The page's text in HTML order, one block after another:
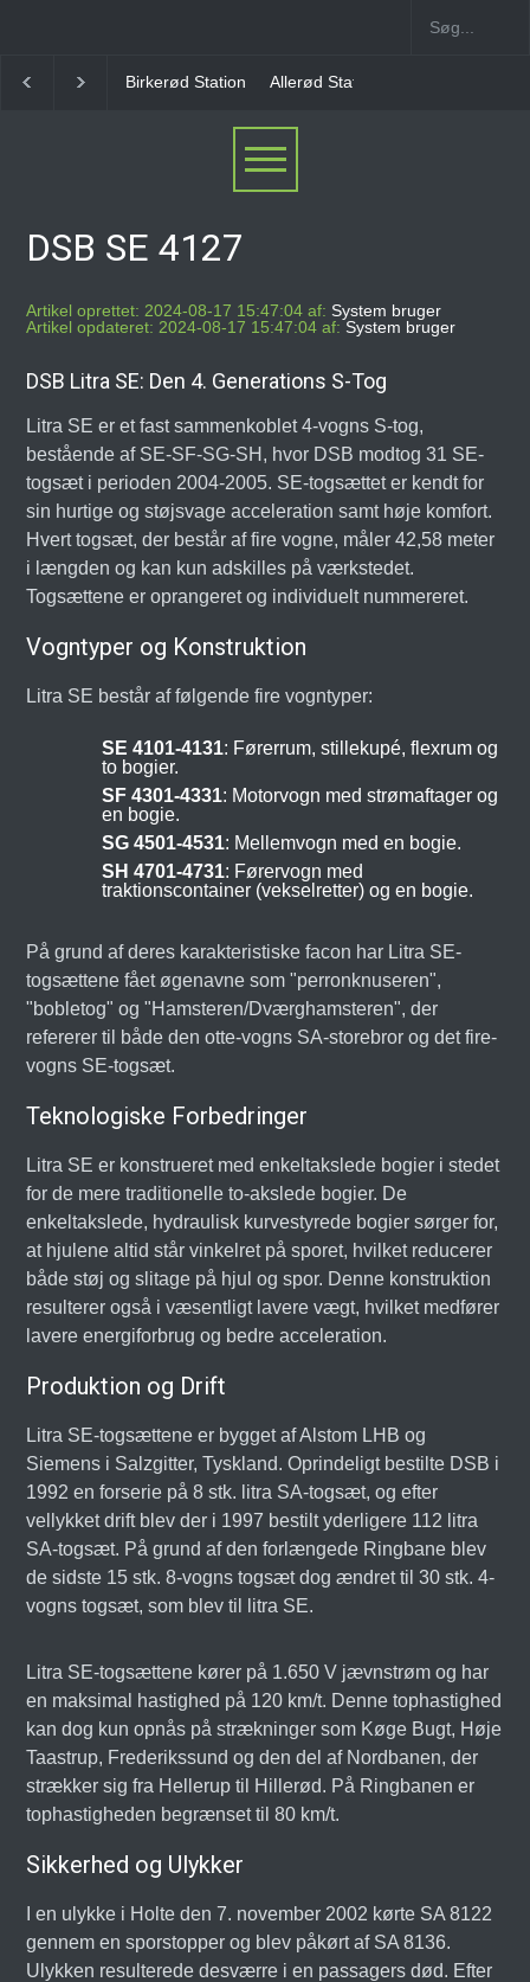
Station Allerød Station Favrholm Station
DSB SE 4127
Artikel oprettet: 2024-08-17 15:47:04 af: System bruger
Artikel opdateret: 2024-08-17 15:47:04 af: System bruger
DSB Litra SE: Den 4. Generations S-Tog
Litra SE er et fast sammenkoblet 4-vogns S-tog,
bestående af SE-SF-SG-SH, hvor DSB modtog 31 SE-
togsæt i perioden 2004-2005. SE-togsættet er kendt for
sin hurtige og støjsvage acceleration samt høje komfort.
Hvert togsæt, der består af fire vogne, måler 42,58 meter
i længden og kan kun adskilles på værkstedet.
Togsættene er oprangeret og individuelt nummereret.
Vogntyper og Konstruktion
Litra SE består af følgende fire vogntyper:
SE 4101-4131: Førerrum, stillekupé, flexrum og
to bogier.
SF 4301-4331: Motorvogn med strømaftager og
en bogie.
SG 4501-4531: Mellemvogn med en bogie.
SH 4701-4731: Førervogn med
traktionscontainer (vekselretter) og en bogie.
På grund af deres karakteristiske facon har Litra SE-
togsættene fået øgenavne som "perronknuseren",
"bobletog" og "Hamsteren/Dværghamsteren", der
refererer til både den otte-vogns SA-storebror og det fire-
vogns SE-togsæt.
Teknologiske Forbedringer
Litra SE er konstrueret med enkeltakslede bogier i stedet
for de mere traditionelle to-akslede bogier. De
enkeltakslede, hydraulisk kurvestyrede bogier sørger for,
at hjulene altid står vinkelret på sporet, hvilket reducerer
både støj og slitage på hjul og spor. Denne konstruktion
resulterer også i væsentligt lavere vægt, hvilket medfører
lavere energiforbrug og bedre acceleration.
Produktion og Drift
Litra SE-togsættene er bygget af Alstom LHB og
Siemens i Salzgitter, Tyskland. Oprindeligt bestilte DSB i
1992 en forserie på 8 stk. litra SA-togsæt, og efter
vellykket drift blev der i 1997 bestilt yderligere 112 litra
SA-togsæt. På grund af den forlængede Ringbane blev
de sidste 15 stk. 8-vogns togsæt dog ændret til 30 stk. 4-
vogns togsæt, som blev til litra SE.
Litra SE-togsættene kører på 1.650 V jævnstrøm og har
en maksimal hastighed på 120 km/t. Denne tophastighed
kan dog kun opnås på strækninger som Køge Bugt, Høje
Taastrup, Frederikssund og den del af Nordbanen, der
strækker sig fra Hellerup til Hillerød. På Ringbanen er
tophastigheden begrænset til 80 km/t.
Sikkerhed og Ulykker
I en ulykke i Holte den 7. november 2002 kørte SA 8122
gennem en sporstopper og blev påkørt af SA 8136.
Ulykken resulterede desværre i en passagers død. Efter